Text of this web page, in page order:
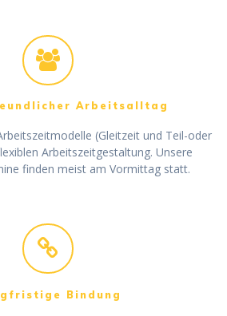
Arbeitsalltag
(Gleitzeit und Teil-oder
Arbeitszeitgestaltung. Unsere
finden meist am Vormittag statt.
Bindung